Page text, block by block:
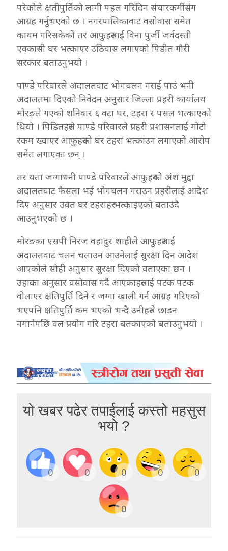
परेकोले क्षतीपुर्तिको लागी पहल गरिदिन संचारकर्मीसंग
आग्रह गर्नुभएको छ । नगरपालिकावाट वसोवास समेत
कायम गरिसकेको तर आफुहरुलाई विना पुर्जी जर्वदस्ती
एक्कासी घर भत्काएर उठिवास लगाएको पिडीत गौरी
सरकार बताउनुभयो ।
पाण्डे परिवारले अदालतवाट भोगचलन गराई पाउं भनी
अदालतमा दिएको निवेदन अनुसार जिल्ला प्रहरी कार्यालय
मोरङले गएको शनिवार ६ वटा घर, टहरा र पसल भत्काएको
थियो । पिडितहरुले पाण्डे परिवारले प्रहरी प्रशासनलाई मोटो
रकम ख्वाएर आफुहरुको घर टहरा भत्काउन लगाएको आरोप
समेत लगाएका छन् ।
तर यता जग्गाधनी पाण्डे परिवारले आफुहरुको अंश मुद्दा
अदालतवाट फैसला भई भोगचलन गराउन प्रहरीलाई आदेश
दिए अनुसार उक्त घर टहराहरु भत्काइएको बताउंदै
आउनुभएको छ ।
मोरङका एसपी निरज वहादुर शाहीले आफुहरुलाई
अदालतवाट चलन चलाउन आउनेलाई सुरक्षा दिन आदेश
आएकोले सोही अनुसार सुरक्षा दिएको वताएका छन ।
उहाका अनुसार वसोवास गर्दै आएकाहरुलाई पटक पटक
वोलाएर क्षतिपुर्ति दिने र जग्गा खाली गर्न आग्रह गरिएको
भएपनि क्षतिपुर्ति कम भएको भन्दै उनीहरुले छाडन
नमानेपछि वल प्रयोग गरि टहरा बतकाएको बताउनुभयो ।
यो खबर पढेर तपाईलाई कस्तो महसुस
भयो ?
0 0 0 0 0
0